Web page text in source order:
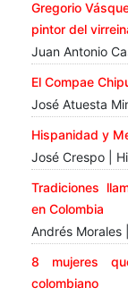
Gregorio
pintor del
Juan Antonio
El Compae
José Atuesta
Hispanidad y
José Crespo |
Tradiciones
en Colombia
Andrés Morales
8 mujeres
colombiano